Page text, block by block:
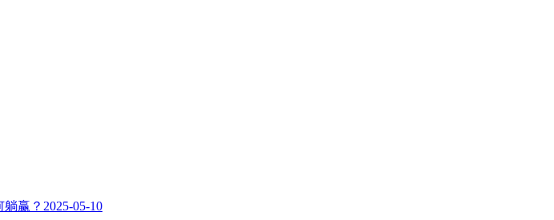
赢？ 2025-05-10